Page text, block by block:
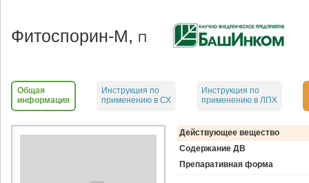
Фитоспорин-М, П
Общая
информация
Инструкция по
применению в СХ
Инструкция по
применению в ЛПХ
Действующее вещество
Содержание ДВ
Препаративная форма